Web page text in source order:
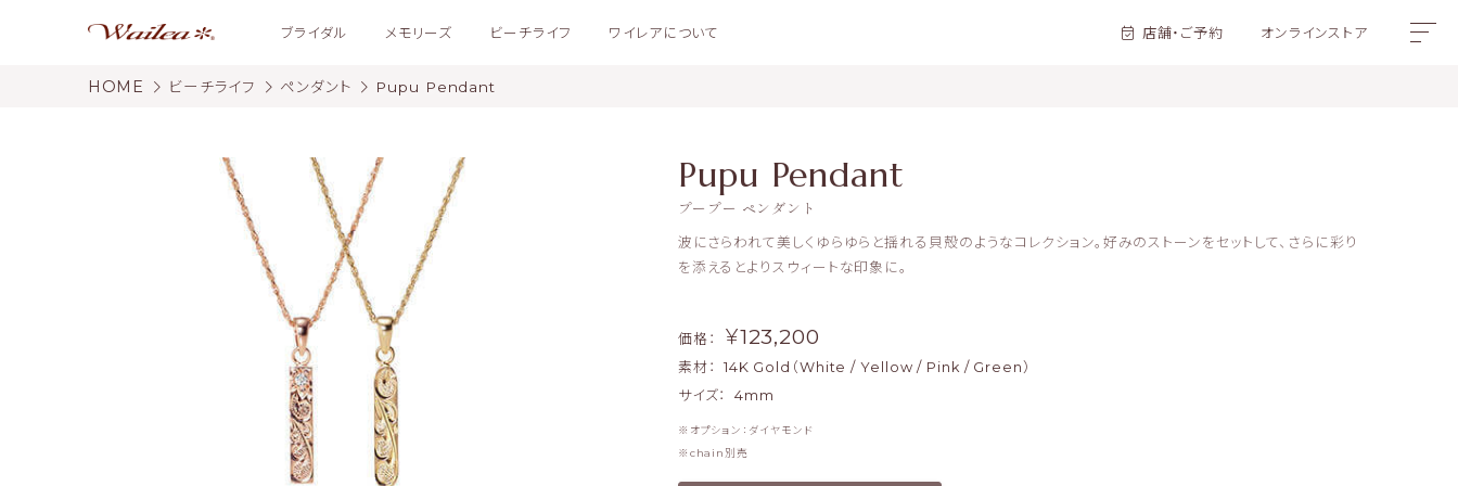
ブライダル メモリーズ ビーチライフ ワイレアについて 店舗・ご予約 オンラインストア
HOME ビーチライフ ペンダント Pupu Pendant
Pupu Pendant
プープー ペンダント
波にさらわれて美しくゆらゆらと揺れる貝殻のようなコレクション。好みのストーンをセットして、さらに彩り
を添えるとよりスウィートな印象に。
価格： ￥123,200
素材：
14K Gold（White / Yellow / Pink / Green）
サイズ：
4mm
オプション：ダイヤモンド
chain別売